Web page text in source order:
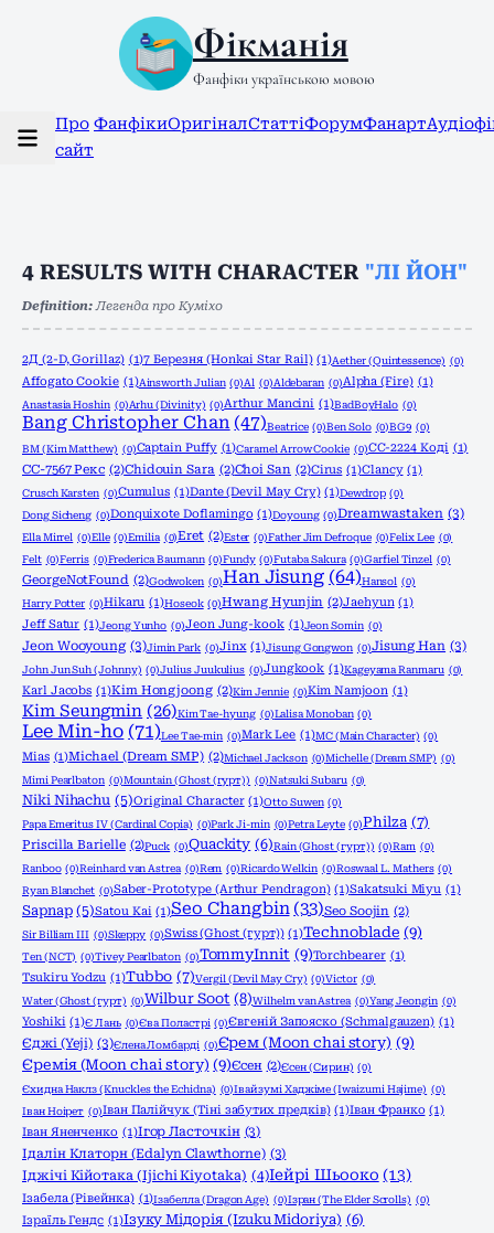
Фікманія
Фанфіки українською мовою
Про
сайт
ФанфікиОригіналСтаттіФорумФанарт
4 RESULTS WITH CHARACTER "ЛІ ЙОН"
Definition:Легенда про Куміхо
2Д (2-D, Gorillaz) (1)7 Березня (Honkai Star Rail) (1)Aether (Quintessence) (0)
Affogato Cookie (1)Ainsworth Julian (0)Al (0)Aldebaran (0)Alpha (Fire) (1)
Anastasia Hoshin (0)Arhu (Divinity) (0)Arthur Mancini (1)BadBoyHalo (0)
Bang Christopher Chan (47)Beatrice (0)Ben Solo (0)BG9 (0)
BM (Kim Matthew) (0)Captain Puffy (1)Caramel Arrow Cookie (0)CC-2224 Коді (1)
CC-7567 Рекс (2)Chidouin Sara (2)Choi San (2)Cirus (1)Clancy (1)
Crusch Karsten (0)Cumulus (1)Dante (Devil May Cry) (1)Dewdrop (0)
Dong Sicheng (0)Donquixote Doflamingo (1)Doyoung (0)Dreamwastaken (3)
Ella Mirrel (0)Elle (0)Emilia (0)Eret (2)Ester (0)Father Jim Defroque (0)Felix Lee (0)
Felt (0)Ferris (0)Frederica Baumann (0)Fundy (0)Futaba Sakura (0)Garfiel Tinzel (0)
GeorgeNotFound (2)Godwoken (0)Han Jisung (64)Hansol (0)
Harry Potter (0)Hikaru (1)Hoseok (0)Hwang Hyunjin (2)Jaehyun (1)
Jeff Satur (1)Jeong Yunho (0)Jeon Jung-kook (1)Jeon Somin (0)
Jeon Wooyoung (3)Jimin Park (0)Jinx (1)Jisung Gongwon (0)Jisung Han (3)
John Jun Suh (Johnny) (0)Julius Juukulius (0)Jungkook (1)Kageyama Ranmaru (0)
Karl Jacobs (1)Kim Hongjoong (2)Kim Jennie (0)Kim Namjoon (1)
Kim Seungmin (26)Kim Tae-hyung (0)Lalisa Monoban (0)
Lee Min-ho (71)Lee Tae-min (0)Mark Lee (1)MC (Main Character) (0)
Mias (1)Michael (Dream SMP) (2)Michael Jackson (0)Michelle (Dream SMP) (0)
Mimi Pearlbaton (0)Mountain (Ghost (гурт)) (0)Natsuki Subaru (0)
Niki Nihachu (5)Original Character (1)Otto Suwen (0)
Papa Emeritus IV (Cardinal Copia) (0)Park Ji-min (0)Petra Leyte (0)Philza (7)
Priscilla Barielle (2)Puck (0)Quackity (6)Rain (Ghost (гурт)) (0)Ram (0)
Ranboo (0)Reinhard van Astrea (0)Rem (0)Ricardo Welkin (0)Roswaal L. Mathers (0)
Ryan Blanchet (0)Saber-Prototype (Arthur Pendragon) (1)Sakatsuki Miyu (1)
Sapnap (5)Satou Kai (1)Seo Changbin (33)Seo Soojin (2)
Sir Billiam III (0)Skeppy (0)Swiss (Ghost (гурт)) (1)Technoblade (9)
Ten (NCT) (0)Tivey Pearlbaton (0)TommyInnit (9)Torchbearer (1)
Tsukiru Yodzu (1)Tubbo (7)Vergil (Devil May Cry) (0)Victor (0)
Water (Ghost (гурт) (0)Wilbur Soot (8)Wilhelm van Astrea (0)Yang Jeongin (0)
Yoshiki (1)Є Лань (0)Єва Поластрі (0)Євгеній Запояско (Schmalgauzen) (1)
Єджі (Yeji) (3)Єлена Ломбарді (0)Єрем (Moon chai story) (9)
Єремія (Moon chai story) (9)Єсен (2)Єсен (Сирин) (0)
Єхидна Наклз (Knuckles the Echidna) (0)Івайзумі Хаджіме (Iwaizumi Hajime) (0)
Іван Ноірет (0)Іван Палійчук (Тіні забутих предків) (1)Іван Франко (1)
Іван Яненченко (1)Ігор Ласточкін (3)
Ідалін Клаторн (Edalyn Clawthorne) (3)
Іджічі Кійотака (Ijichi Kiyotaka) (4)Іейрі Шьооко (13)
Ізабела (Рівейнка) (1)Ізабелла (Dragon Age) (0)Ізран (The Elder Scrolls) (0)
Ізраїль Гендс (1)Ізуку Мідорія (Izuku Midoriya) (6)